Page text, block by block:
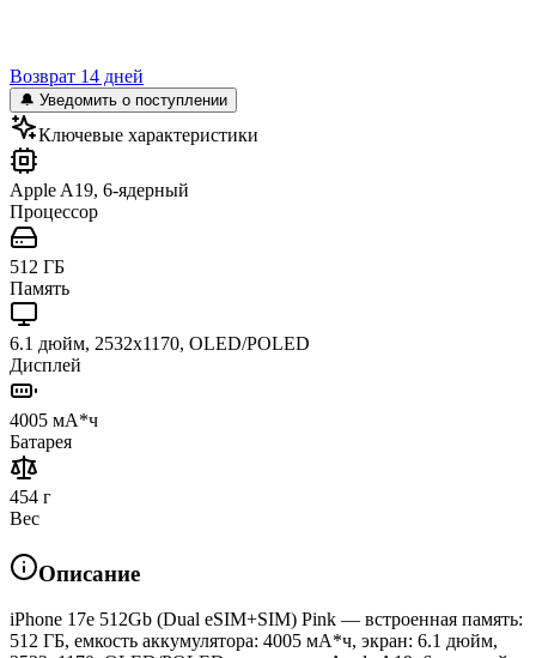
Возврат 14 дней
🔔 Уведомить о поступлении
Ключевые характеристики
Apple A19, 6-ядерный
Процессор
512 ГБ
Память
6.1 дюйм, 2532x1170, OLED/POLED
Дисплей
4005 мА*ч
Батарея
454 г
Вес
Описание
iPhone 17e 512Gb (Dual eSIM+SIM) Pink — встроенная память:
512 ГБ, емкость аккумулятора: 4005 мА*ч, экран: 6.1 дюйм,